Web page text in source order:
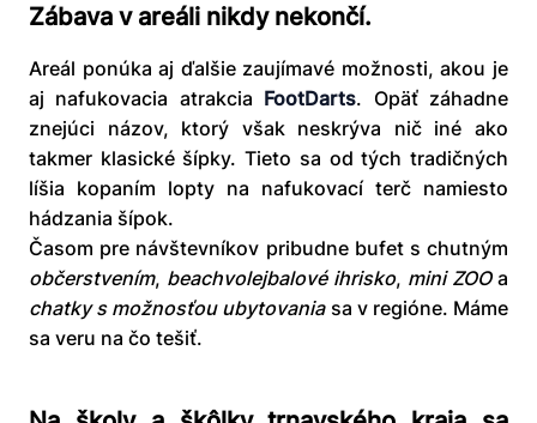
Zábava v areáli nikdy nekončí.
Areál ponúka aj ďalšie zaujímavé možnosti, akou je
aj nafukovacia atrakcia FootDarts. Opäť záhadne
znejúci názov, ktorý však neskrýva nič iné ako
takmer klasické šípky. Tieto sa od tých tradičných
líšia kopaním lopty na nafukovací terč namiesto
hádzania šípok.
Časom pre návštevníkov pribudne bufet s chutným
občerstvením, beachvolejbalové ihrisko, mini ZOOa
chatky s možnosťou ubytovaniasa v regióne. Máme
sa veru na čo tešiť.